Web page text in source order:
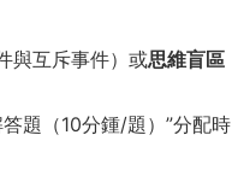
與互斥事件）或思維盲區
題（10分鍾/題）”分配時